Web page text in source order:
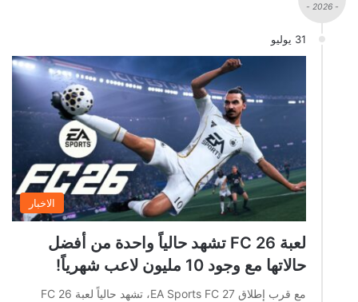
- 2026 -
31 يوليو
الاخبار
لعبة FC 26 تشهد حالياً واحدة من أفضل
حالاتها مع وجود 10 مليون لاعب شهرياً!
مع قرب إطلاق EA Sports FC 27، تشهد حالياً لعبة FC 26